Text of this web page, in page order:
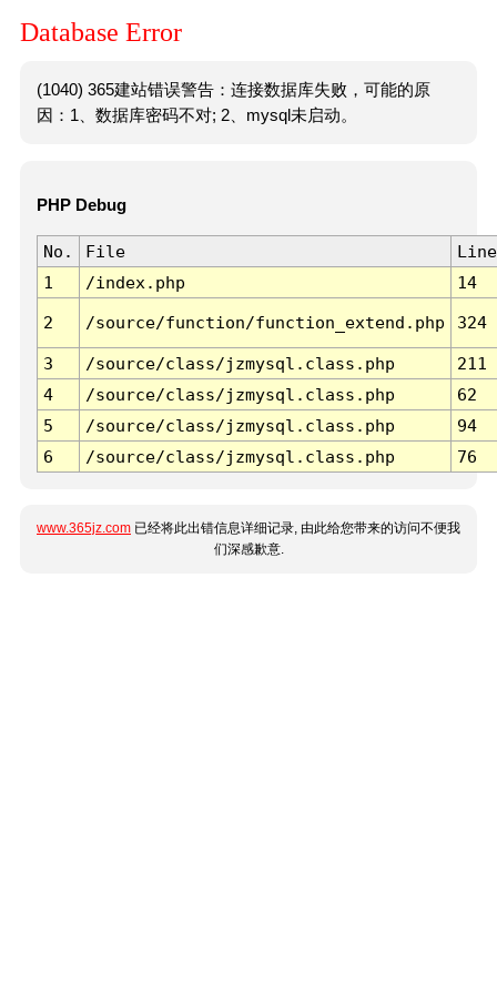
Database Error
(1040) 365建站错误警告：连接数据库失败，可能的原
因：1、数据库密码不对; 2、mysql未启动。
PHP Debug
No. File
Line
1
/index.php 14
2 /source/function/function_extend.php 324
3 /source/class/jzmysql.class.php
211
4
/source/class/jzmysql.class.php
62
5
/source/class/jzmysql.class.php
94
6
/source/class/jzmysql.class.php 76
www.365jz.com 已经将此出错信息详细记录, 由此给您带来的访问不便我
们深感歉意.